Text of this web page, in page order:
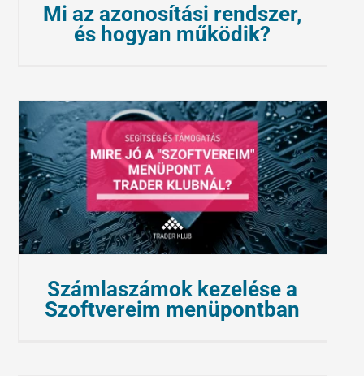
Mi az azonosítási rendszer,
és hogyan működik?
Számlaszámok kezelése a
Szoftvereim menüpontban